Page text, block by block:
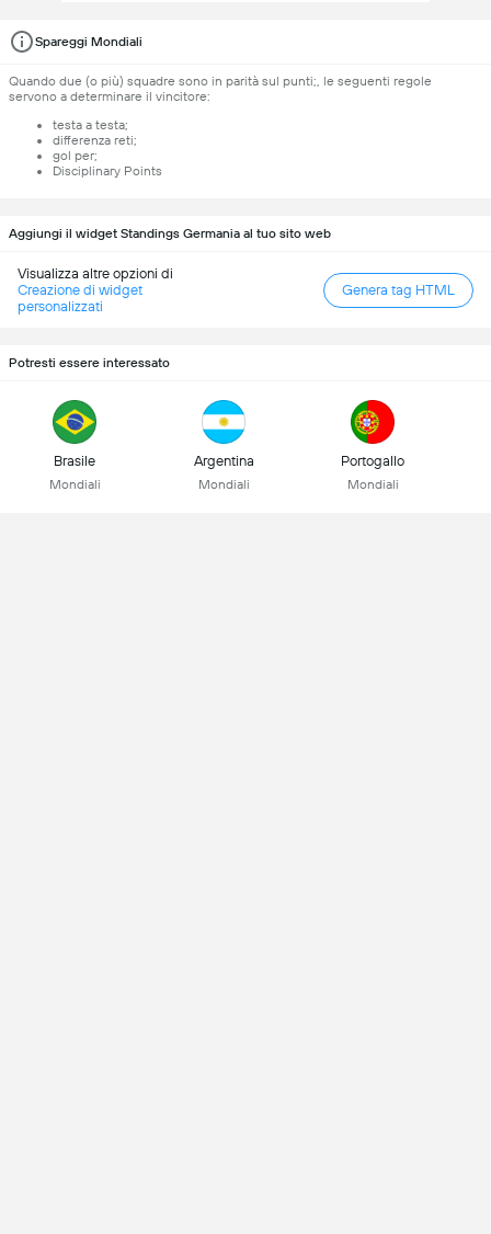
Spareggi Mondiali
Quando due (o più) squadre sono in parità sul punti;, le seguenti regole
servono a determinare il vincitore:
testa a testa;
differenza reti;
gol per;
Disciplinary Points
Aggiungi il widget Standings Germania al tuo sito web
Visualizza altre opzioni di
Creazione di widget
personalizzati
Genera tag HTML
Potresti essere interessato
Brasile
Mondiali
Argentina
Mondiali
Portogallo
Mondiali